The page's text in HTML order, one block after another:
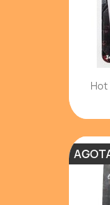
Hot